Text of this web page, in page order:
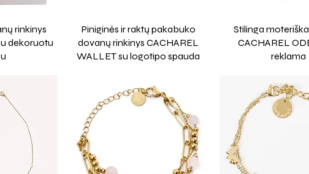
rinkinys
dekoruotu
Piniginės ir raktų pakabuko
dovanų rinkinys CACHAREL
WALLET su logotipo spauda
Stilinga
CACHAREL
reklama